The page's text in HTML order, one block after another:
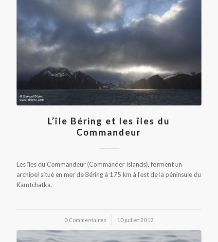
L’île Béring et les îles du
Commandeur
Les îles du Commandeur (Commander Islands), forment un
archipel situé en mer de Béring à 175 km à l'est de la péninsule du
Kamtchatka.
0 Commentaires
/ 10 juillet 2012